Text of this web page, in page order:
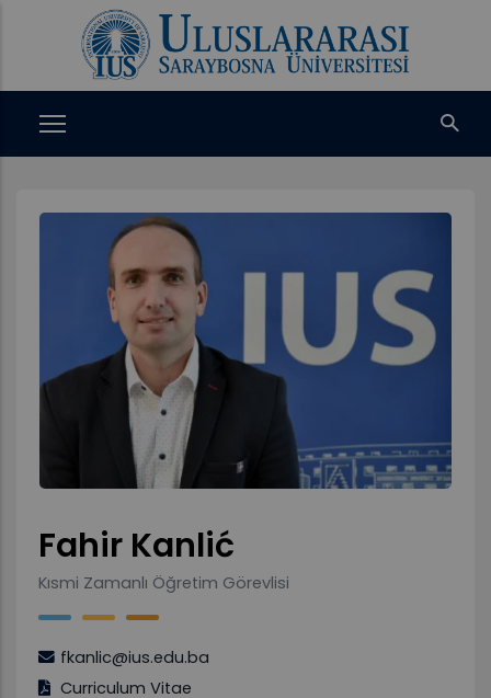
Fahir Kanlić
Kısmi Zamanlı Öğretim Görevlisi
fkanlic@ius.edu.ba
Curriculum Vitae